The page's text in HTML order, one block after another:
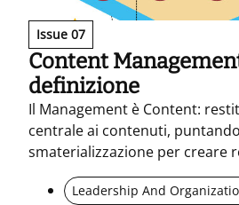
Issue 07
Content
definizione
Il Management è Content:
centrale ai contenuti,
smaterializzazione per creare
fra i brand, offerta e Clienti
di storytelling, sense-making e
Leadership And